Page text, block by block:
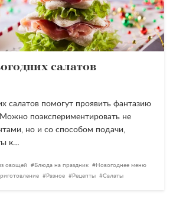
салатов
салатов помогут проявить фантазию
поэкспериментировать не
но и со способом подачи,
к…
овощей Блюда на праздник
Новогоднее меню
Разное Рецепты Салаты